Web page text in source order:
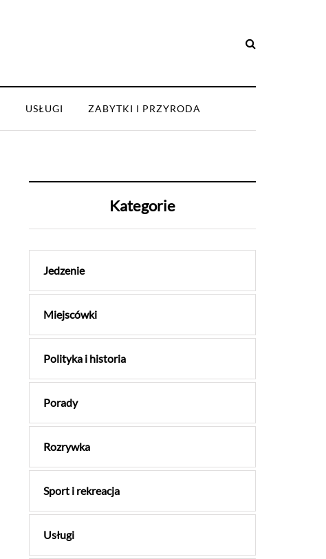
USŁUGI ZABYTKI I PRZYRODA
Kategorie
Jedzenie
Miejscówki
Polityka i historia
Porady
Rozrywka
Sport i rekreacja
Usługi